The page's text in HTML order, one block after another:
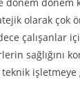
olarak çok
çalışanlar
sağlığını
işletmeye